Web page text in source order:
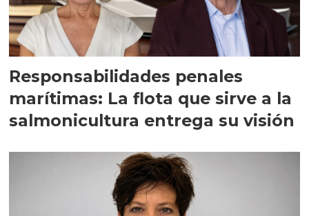
Responsabilidades penales
marítimas: La flota que sirve a la
salmonicultura entrega su visión